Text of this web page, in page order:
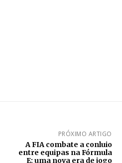
PRÓXIMO ARTIGO
A FIA combate a conluio
entre equipas na Fórmula
E: uma nova era de jogo